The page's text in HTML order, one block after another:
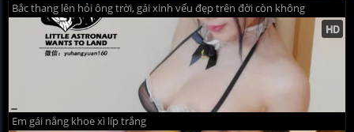
Bắc thang lên hỏi ông trời, gái xinh vếu đẹp trên đời còn không
Em gái nắng khoe xì líp trắng